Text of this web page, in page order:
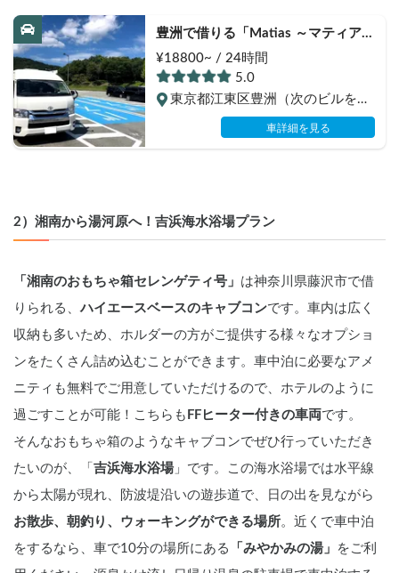
豊洲で借りる「Matias ～マティアス
～」
¥18800~ / 24時間
5.0
東京都江東区豊洲（次のビルを除
車詳細を見る
2）湘南から湯河原へ！吉浜海水浴場プラン
「湘南のおもちゃ箱セレンゲティ号」 は神奈川県藤沢市で借
りられる、ハイエースベースのキャブコンです。車内は広く
収納も多いため、ホルダーの方がご提供する様々なオプショ
ンをたくさん詰め込むことができます。車中泊に必要なアメ
ニティも無料でご用意していただけるので、ホテルのように
過ごすことが可能！こちらも FFヒーター付きの車両です。
そんなおもちゃ箱のようなキャブコンでぜひ行っていただき
たいのが、「 吉浜海水浴場」です。この海水浴場では水平線
から太陽が現れ、防波堤沿いの遊歩道で、日の出を見ながら
お散歩、朝釣り、ウォーキングができる場所。近くで車中泊
をするなら、車で10分の場所にある
「みやかみの湯」
をご利